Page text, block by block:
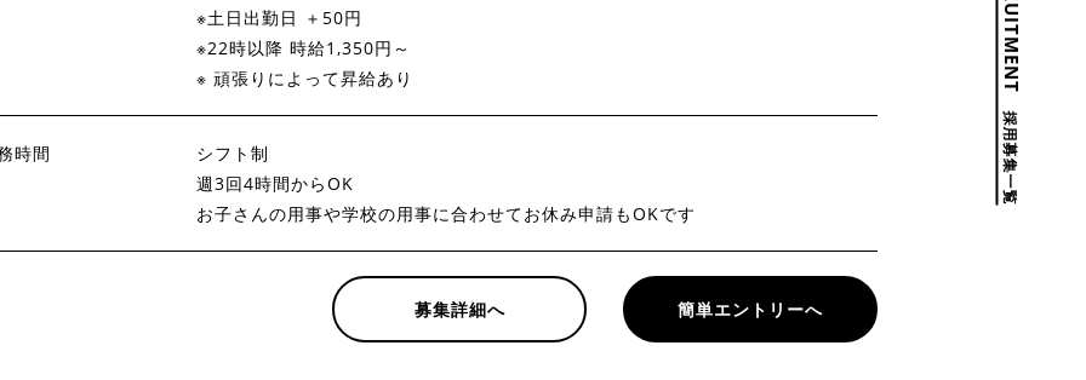
※土日出勤日 ＋50円
※22時以降 時給1,350円～
※ 頑張りによって昇給あり
時間
シフト制
週3回4時間からOK
お子さんの用事や学校の用事に合わせてお休み申請もOKです
募集詳細へ 簡単エントリーへ
採用募集一覧